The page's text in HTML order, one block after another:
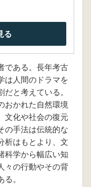
る
である。長年考古
は人間のドラマを
と考えている。
おかれた自然環境
文化や社会の復元
の手法は伝統的な
析はもとより、文
科学から幅広い知
々の行動やその背
。